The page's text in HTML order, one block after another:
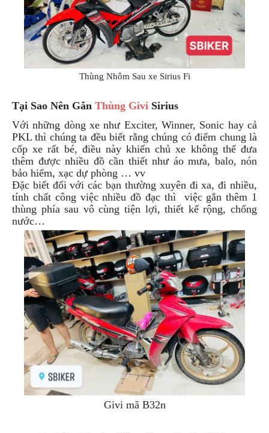
Thùng Nhôm Sau xe Sirius Fi
Tại Sao Nên Gắn Thùng Givi Sirius
Với những dòng xe như Exciter, Winner, Sonic hay cả
PKL thì chúng ta đều biết rằng chúng có điểm chung là
cốp xe rất bé, điều này khiến chủ xe không thể đưa
thêm được nhiều đồ cần thiết như áo mưa, balo, nón
bảo hiểm, xạc dự phòng … vv
Đặc biết đối với các bạn thường xuyên đi xa, đi nhiều,
tính chất công việc nhiều đồ đạc thì việc gắn thêm 1
thùng phía sau vô cùng tiện lợi, thiết kế rộng, chống
nước…
Givi mã B32n